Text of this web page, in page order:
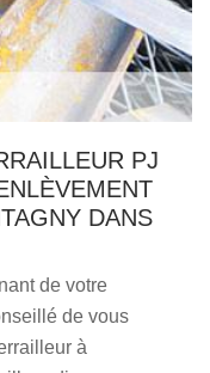
PJ
DANS
de votre
de vous
à